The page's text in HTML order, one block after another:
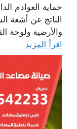
حماية العوادم
الناتج عن أشعة
والأرضية ولوحة
اقرأ المزيد